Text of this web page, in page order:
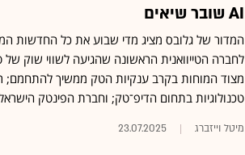
AI שובר שיאים
מצוד המוחות בקרב ענקיות הטק ממשיך
טכנולוגיות בתחום הדיפ־טק; וחברת הפינטק הישראלית שגייסה 38
מיטל וייזברג 23.07.2025